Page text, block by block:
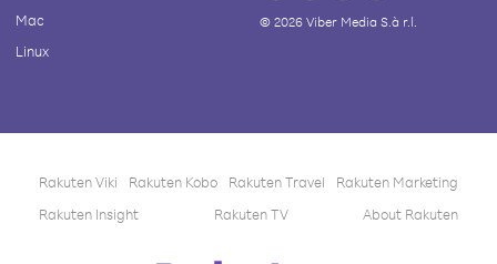
Mac
Linux
© 2026Viber Media S.à r.l.
Rakuten Viki Rakuten Kobo Rakuten Travel
Rakuten Marketing
Rakuten Insight
Rakuten TV About Rakuten